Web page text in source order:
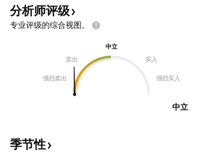
分析师评级
专业评级的综合视图。
中立
卖出
买入
强烈卖出 强烈买入
中立
季节性